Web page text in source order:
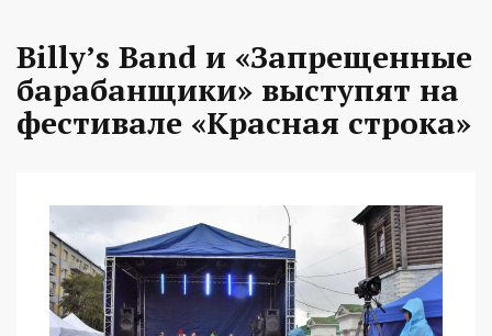
Billy’s Band и «Запрещенные
барабанщики» выступят на
фестивале «Красная строка»